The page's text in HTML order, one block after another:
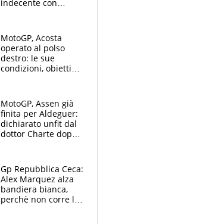
indecente con
Goodwood
MotoGP, Acosta
operato al polso
destro: le sue
condizioni, obiettivo
MotoGP, Assen già
finita per Aldeguer:
dichiarato unfit dal
dottor Charte dopo
Gp Repubblica Ceca:
Alex Marquez alza
bandiera bianca,
perchè non corre la